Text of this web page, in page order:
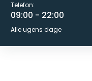
Telefon:
09:00 - 22:00
Alle ugens dage